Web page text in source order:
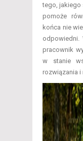
tego, jakiego
pomoże
końca nie
odpowiedni.
pracownik
w stanie
rozwiązania i